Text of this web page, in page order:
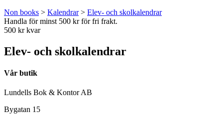
Non books > Kalendrar> Elev- och skolkalendrar
Handla för minst 500 kr för fri frakt.
500 kr kvar
Elev- och skolkalendrar
Vår butik
Lundells Bok & Kontor AB
Bygatan 15